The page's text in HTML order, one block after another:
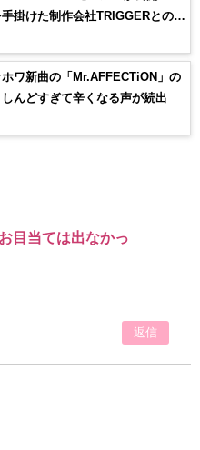
掛けた制作会社TRIGGERとのコ
【アイナナ】
ホワ新曲の「Mr.AFFECTiON」の
んどすぎて辛くなる声が続出
目当ては出なかっ
返信